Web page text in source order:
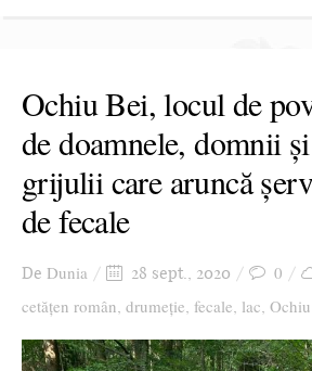
Ochiu Bei, locul de
de doamnele, domnii
grijulii care aruncă
de fecale
De Dunia 28 sept., 2020 0
cetățen român, drumeție, fecale, lac,